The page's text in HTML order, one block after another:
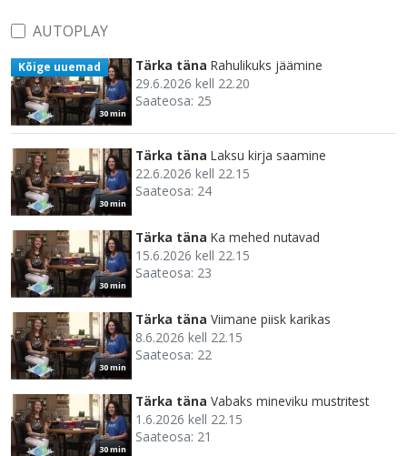
AUTOPLAY
30 min
Kõige uuemad Tärka täna Rahulikuks jäämine
29.6.2026 kell 22.20
Saateosa: 25
30 min
Tärka täna Laksu kirja saamine
22.6.2026 kell 22.15
Saateosa: 24
30 min
Tärka täna Ka mehed nutavad
15.6.2026 kell 22.15
Saateosa: 23
30 min
Tärka täna Viimane piisk karikas
8.6.2026 kell 22.15
Saateosa: 22
30 min
Tärka täna Vabaks mineviku mustritest
1.6.2026 kell 22.15
Saateosa: 21